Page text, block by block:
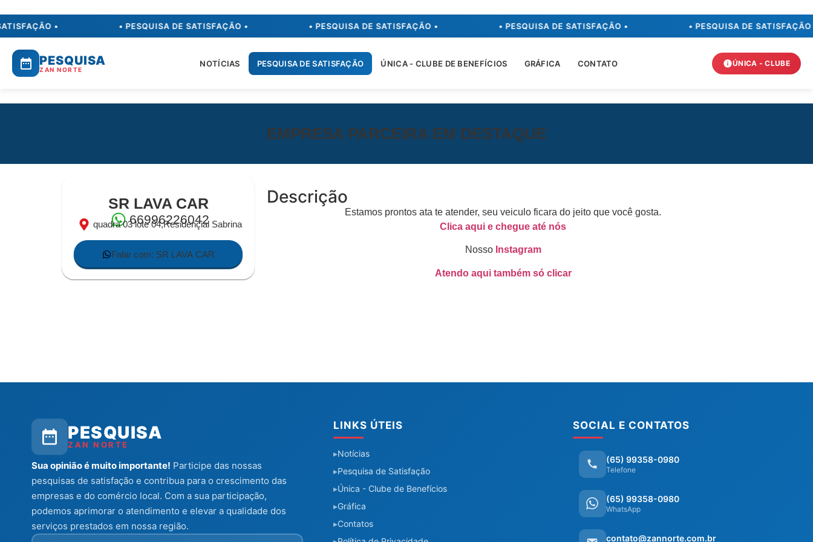
• • PESQUISA DE SATISFAÇÃO • • PESQUISA DE SATISFAÇÃO • • PESQUISA DE SATISFAÇÃO • • PESQUISA DE SATISFAÇÃO •
PESQUISA
ZAN NORTE
NOTÍCIAS PESQUISA DE SATISFAÇÃO ÚNICA - CLUBE DE BENEFÍCIOS GRÁFICA CONTATO ÚNICA - CLUBE
EMPRESA PARCEIRA EM DESTAQUE
SR LAVA CAR
66996226042
quadra 03 lote 04,Residençial Sabrina
Falar com: SR LAVA CAR
Descrição
Estamos prontos ata te atender, seu veiculo ficara do jeito que você gosta.
Clica aqui e chegue até nós
Nosso Instagram
Atendo aqui também só clicar
PESQUISA
ZAN NORTE
Sua opinião é muito importante! Participe das nossas
pesquisas de satisfação e contribua para o crescimento das
empresas e do comércio local. Com a sua participação,
podemos aprimorar o atendimento e elevar a qualidade dos
serviços prestados em nossa região.
LINKS ÚTEIS
Notícias
Pesquisa de Satisfação
Única - Clube de Benefícios
Gráfica
Contatos
SOCIAL E CONTATOS
(65) 99358-0980
Telefone
(65) 99358-0980
WhatsApp
contato@zannorte.com.br